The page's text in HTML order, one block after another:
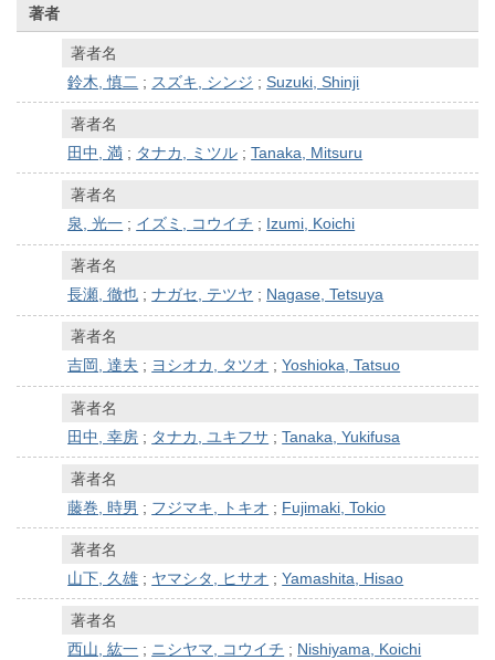
著者
著者名
鈴木, 慎二 ; スズキ, シンジ ;Suzuki, Shinji
著者名
田中, 満 ; タナカ, ミツル ;Tanaka, Mitsuru
著者名
泉, 光一 ; イズミ, コウイチ ; Izumi, Koichi
著者名
長瀬, 徹也 ;ナガセ, テツヤ ; Nagase, Tetsuya
著者名
吉岡, 達夫 ; ヨシオカ, タツオ ;Yoshioka, Tatsuo
著者名
田中, 幸房 ; タナカ, ユキフサ ;Tanaka, Yukifusa
著者名
藤巻, 時男 ; フジマキ, トキオ ; Fujimaki, Tokio
著者名
山下, 久雄 ; ヤマシタ, ヒサオ ;Yamashita, Hisao
著者名
西山, 紘一 ; ニシヤマ, コウイチ ; Nishiyama, Koichi